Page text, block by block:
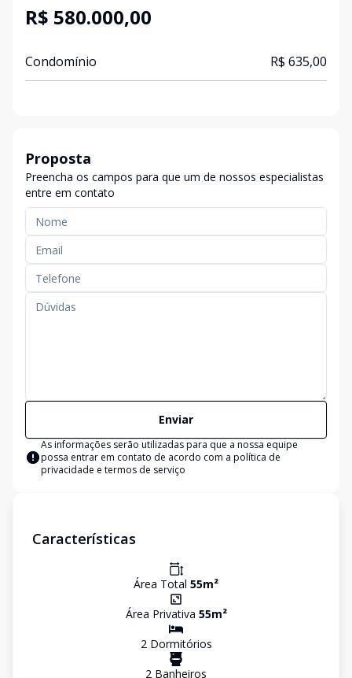
R$ 580.000,00
Condomínio R$ 635,00
Proposta
Preencha os campos para que um de nossos especialistas
entre em contato
Enviar
As informações serão utilizadas para que a nossa equipe
possa entrar em contato de acordo com a política de
privacidade e termos de serviço
Características
Área Total 55m²
Área Privativa 55m²
2Dormitórios
2 Banheiros